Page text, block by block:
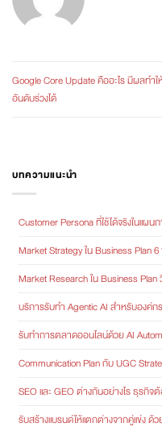
Google Core Update คืออะไร มีผลทำใ
อันดับร่วงได้
บทความแนะนำ
Customer Persona ที่ใช้ได้จริงในแผ
Market Strategy ใน Business Plan
Market Research ใน Business
บริการรับทำ Agentic AI สำหรับองค์
รับทำการตลาดออนไลน์ด้วย AI
Communication Plan กับ UGC
SEO และ GEO ต่างกันอย่างไร ธุรกิจ
รับสร้างแบรนด์ให้แตกต่างจากคู่แข่ง ด้